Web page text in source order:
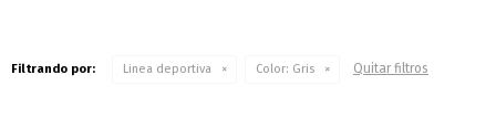
Filtrando por: Linea deportiva Color: Gris Quitar filtros